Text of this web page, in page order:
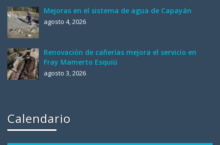
Mejoras en el sistema de agua de Capayán
agosto 4, 2026
Renovación de cañerías mejora el servicio en
Fray Mamerto Esquiú
agosto 3, 2026
Calendario